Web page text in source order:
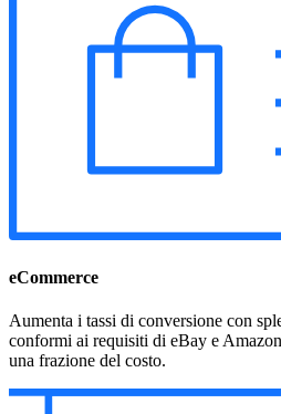
eCommerce
Aumenta i tassi di conversione con
conformi ai requisiti di eBay e
una frazione del costo.